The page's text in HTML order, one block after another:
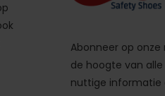
Abonneer op
de hoogte van
nuttige informatie